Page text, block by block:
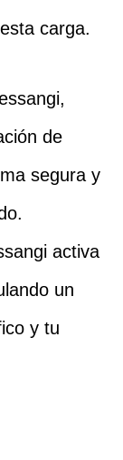
carga.
de
segura y
activa
un
y tu